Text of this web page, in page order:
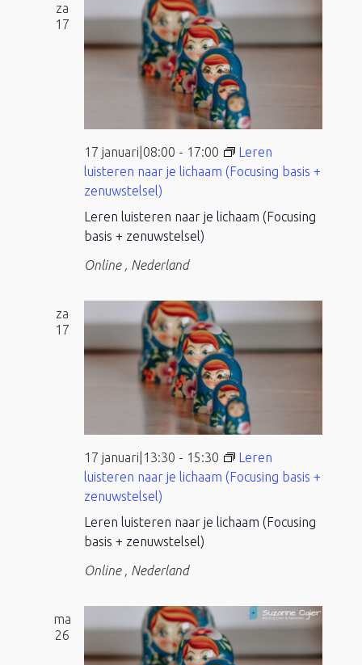
za
17
Leren luisteren naar je lichaam (Focusing
basis + zenuwstelsel)
17 januari|08:00 - 17:00
Leren
luisteren naar je lichaam (Focusing basis +
zenuwstelsel)
Online , Nederland
za
17
Leren luisteren naar je lichaam (Focusing
basis + zenuwstelsel)
17 januari|13:30 - 15:30
Leren
luisteren naar je lichaam (Focusing basis +
zenuwstelsel)
Online , Nederland
ma
26